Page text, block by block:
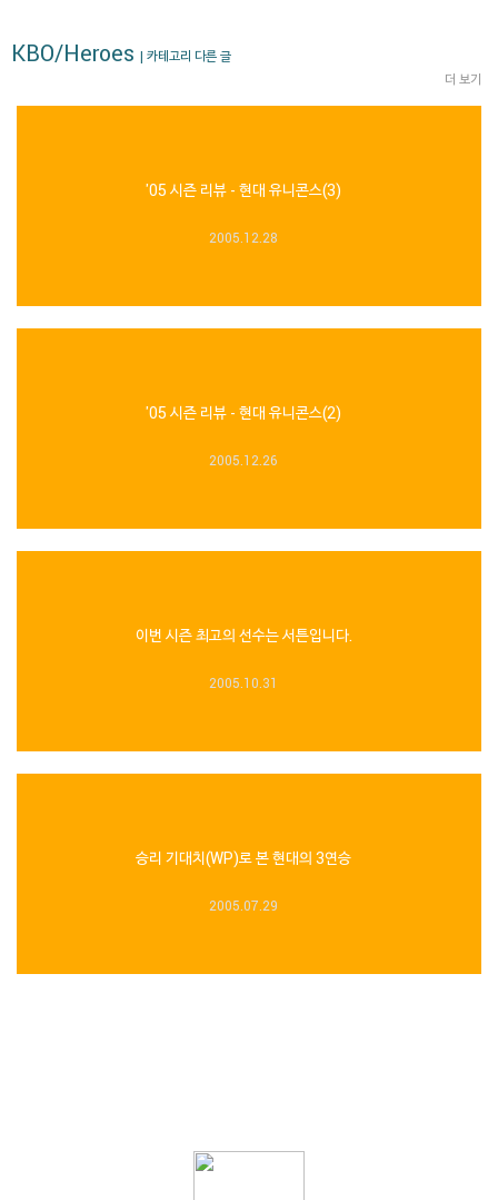
KBO/Heroes | 카테고리 다른 글
더 보기
'05 시즌 리뷰 - 현대 유니콘스(3)
2005.12.28
'05 시즌 리뷰 - 현대 유니콘스(2)
2005.12.26
이번 시즌 최고의 선수는 서튼입니다.
2005.10.31
승리 기대치(WP)로 본 현대의 3연승
2005.07.29